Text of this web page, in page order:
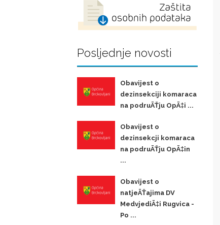
Posljednje novosti
Obavijest o
dezinsekciji komaraca
na podruÄŤju OpÄ‡i ...
Obavijest o
dezinsekcji komaraca
na podruÄŤju OpÄ‡in
...
Obavijest o
natjeÄŤajima DV
MedvjediÄ‡i Rugvica -
Po ...